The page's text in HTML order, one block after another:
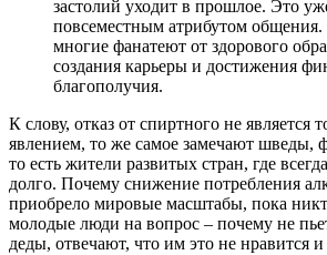
застолий уходит в прошлое. Это
повсеместным атрибутом общения.
многие фанатеют от здорового
создания карьеры и достижения
благополучия.
К слову, отказ от спиртного не является
явлением, то же самое замечают шведы,
то есть жители развитых стран, где
долго. Почему снижение потребления
приобрело мировые масштабы, пока
молодые люди на вопрос – почему не
деды, отвечают, что им это не нравится